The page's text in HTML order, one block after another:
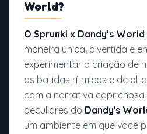
World?
O Sprunki x Dandy’s World
maneira única, divertida e
experimentar a criação de
as batidas rítmicas e de
com a narrativa caprichosa
peculiares do Dandy's
um ambiente em que você